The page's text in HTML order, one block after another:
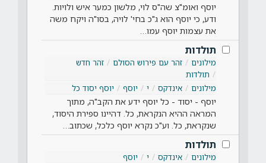
יוסף ואומ"צ שה"ס לוי, מלשון כמער איש ולויות.
ודע, כי יוסף הוא ג"כ בחי' לויה, בסו"ה ויקח משה
את עצמות יוסף עמו…
תולדות
מילונים זהר עם פירוש הסולם
זהר חדש
תולדות
מילונים
אינדקס י יוסף יוסף יסוד כל
יוסף - יסוד - כל יוסף ידע את הקב"ה, מתוך
המראה ההיא הנקראת, כל. דהיינו ספירת היסוד,
שנקראת, כל. וע"כ נקרא יוסף כלכל, שכתוב…
תולדות
מילונים אינדקס י
יוסף